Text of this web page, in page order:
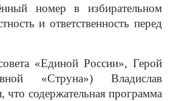
номер в избирательном
и ответственность перед
«Единой России», Герой
«Струна») Владислав
что содержательная программа